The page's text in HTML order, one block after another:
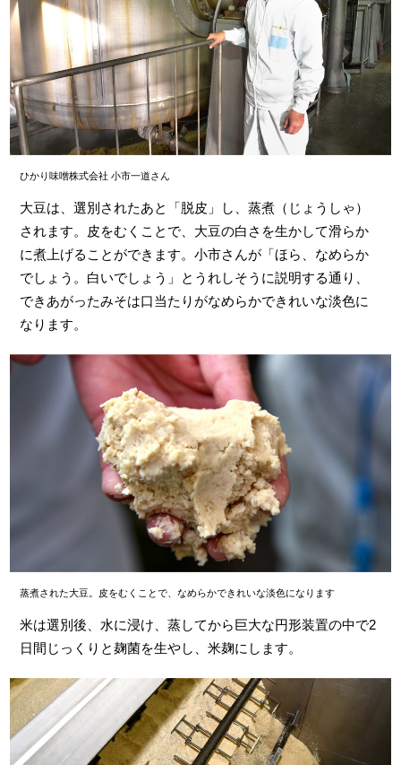
ひかり味噌株式会社 小市一道さん
大豆は、選別されたあと「脱皮」し、蒸煮（じょうしゃ）
されます。皮をむくことで、大豆の白さを生かして滑らか
に煮上げることができます。小市さんが「ほら、なめらか
でしょう。白いでしょう」とうれしそうに説明する通り、
できあがったみそは口当たりがなめらかできれいな淡色に
なります。
蒸煮された大豆。皮をむくことで、なめらかできれいな淡色になります
米は選別後、水に浸け、蒸してから巨大な円形装置の中で2
日間じっくりと麹菌を生やし、米麹にします。